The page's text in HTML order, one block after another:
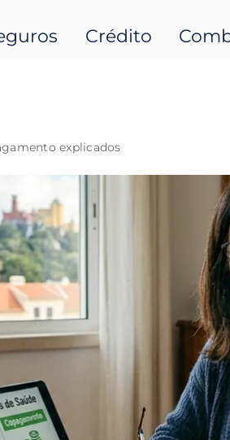
Crédito
explicados